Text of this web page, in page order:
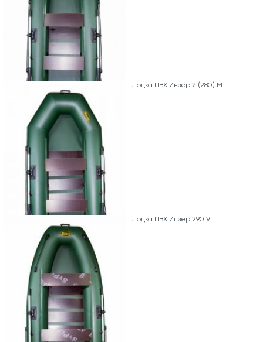
Лодка ПВХ Инзер 2 (280) М
Лодка ПВХ Инзер 290 V